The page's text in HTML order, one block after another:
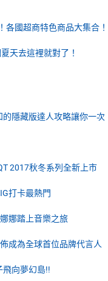
國超商特色商品大集合！
天去這裡就對了！
的隱藏版達人攻略讓你一次
2017秋冬系列全新上市
打卡最熱門
娜踏上音樂之旅
成為全球首位品牌代言人
飛向夢幻島!!